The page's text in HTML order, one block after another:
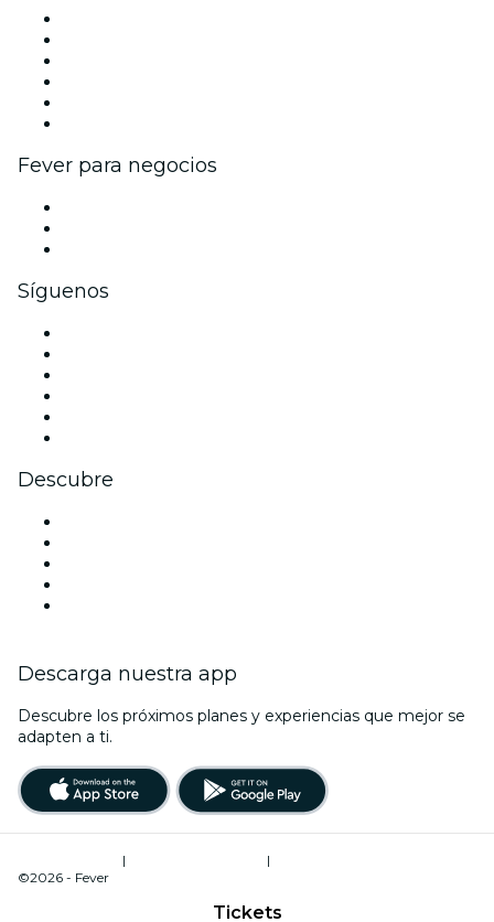
Tickets
Fever para negocios
Síguenos
Descubre
Descarga nuestra app
Descubre los próximos planes y experiencias que mejor se
adapten a ti.
| |
©2026 - Fever